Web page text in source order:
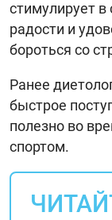
стимулирует
радости и
бороться со
Ранее
быстрое
полезно во
спортом.